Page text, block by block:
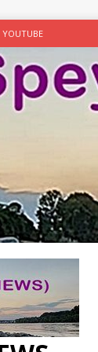
YOUTUBE